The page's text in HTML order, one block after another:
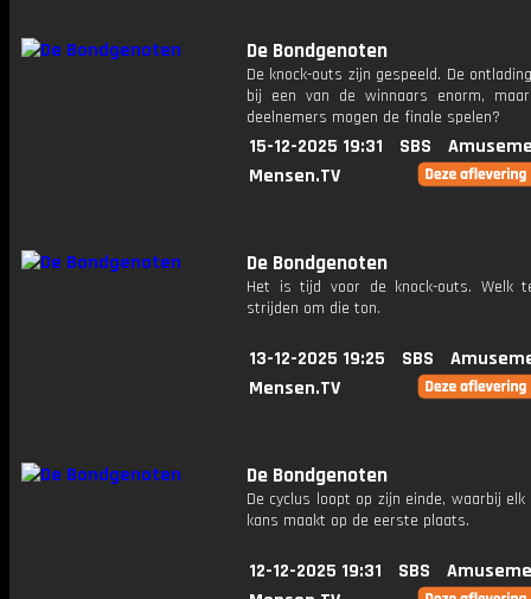
De Bondgenoten
De knock-outs zijn gespeeld. De
bij een van de winnaars enorm,
deelnemers mogen de finale spelen?
15-12-2025 19:31 SBS
Mensen.TV
De Bondgenoten
Het is tijd voor de knock-outs. Welk
strijden om die ton.
13-12-2025 19:25 SBS
Mensen.TV
De Bondgenoten
De cyclus loopt op zijn einde, waarbij
kans maakt op de eerste plaats.
12-12-2025 19:31 SBS